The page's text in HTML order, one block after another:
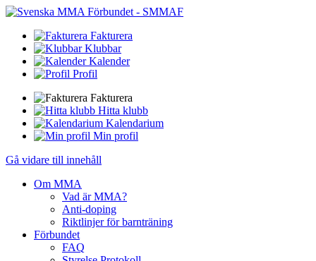
Fakturera
Klubbar
Kalender
Profil
Fakturera
Hitta klubb
Kalendarium
Min profil
Gå vidare till innehåll
Om MMA
Vad är MMA?
Anti-doping
Riktlinjer för barnträning
Förbundet
FAQ